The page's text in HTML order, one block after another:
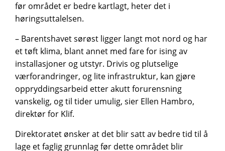
før området er bedre kartlagt, heter det i
høringsuttalelsen.
– Barentshavet sørøst ligger langt mot nord og har
et tøft klima, blant annet med fare for ising av
installasjoner og utstyr. Drivis og plutselige
værforandringer, og lite infrastruktur, kan gjøre
oppryddingsarbeid etter akutt forurensning
vanskelig, og til tider umulig, sier Ellen Hambro,
direktør for Klif.
Direktoratet ønsker at det blir satt av bedre tid til å
lage et faglig grunnlag før dette området blir